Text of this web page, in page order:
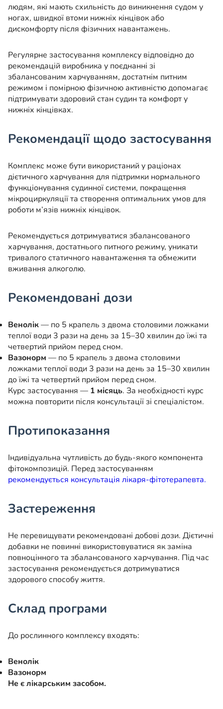
людям, які мають схильність до виникнення судом у
ногах, швидкої втоми нижніх кінцівок або
дискомфорту після фізичних навантажень.
Регулярне застосування комплексу відповідно до
рекомендацій виробника у поєднанні зі
збалансованим харчуванням, достатнім питним
режимом і помірною фізичною активністю допомагає
підтримувати здоровий стан судин та комфорт у
нижніх кінцівках.
Рекомендації щодо застосування
Комплекс може бути використаний у раціонах
дієтичного харчування для підтримки нормального
функціонування судинної системи, покращення
мікроциркуляції та створення оптимальних умов для
роботи м’язів нижніх кінцівок.
Рекомендується дотримуватися збалансованого
харчування, достатнього питного режиму, уникати
тривалого статичного навантаження та обмежити
вживання алкоголю.
Рекомендовані дози
Венолік— по 5 крапель з двома столовими ложками
теплої води 3 рази на день за 15–30 хвилин до їжі та
четвертий прийом перед сном.
Вазонорм — по 5 крапель з двома столовими
ложками теплої води 3 рази на день за 15–30 хвилин
до їжі та четвертий прийом перед сном.
Курс застосування — 1 місяць. За необхідності курс
можна повторити після консультації зі спеціалістом.
Протипоказання
Індивідуальна чутливість до будь-якого компонента
фітокомпозицій. Перед застосуванням
рекомендується консультація лікаря-фітотерапевта.
Застереження
Не перевищувати рекомендовані добові дози. Дієтичні
добавки не повинні використовуватися як заміна
повноцінного та збалансованого харчування. Під час
застосування рекомендується дотримуватися
здорового способу життя.
Склад програми
До рослинного комплексу входять:
Венолік
Вазонорм
Не є лікарським засобом.